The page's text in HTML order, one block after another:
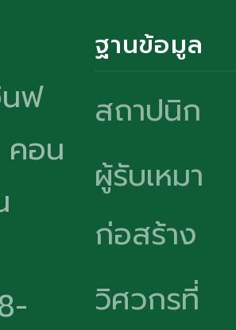
ฟ
คอน
ฐานข้อมูล
สถาปนิก
ผู้รับเหมา
ก่อสร้าง
วิศวกรที่